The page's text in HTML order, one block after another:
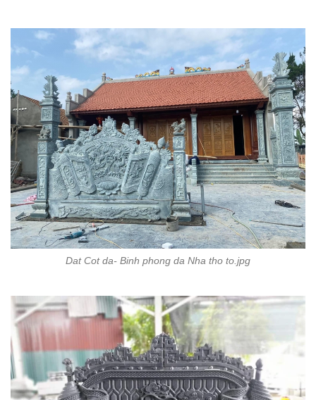
Dat Cot da- Binh phong da Nha tho to.jpg